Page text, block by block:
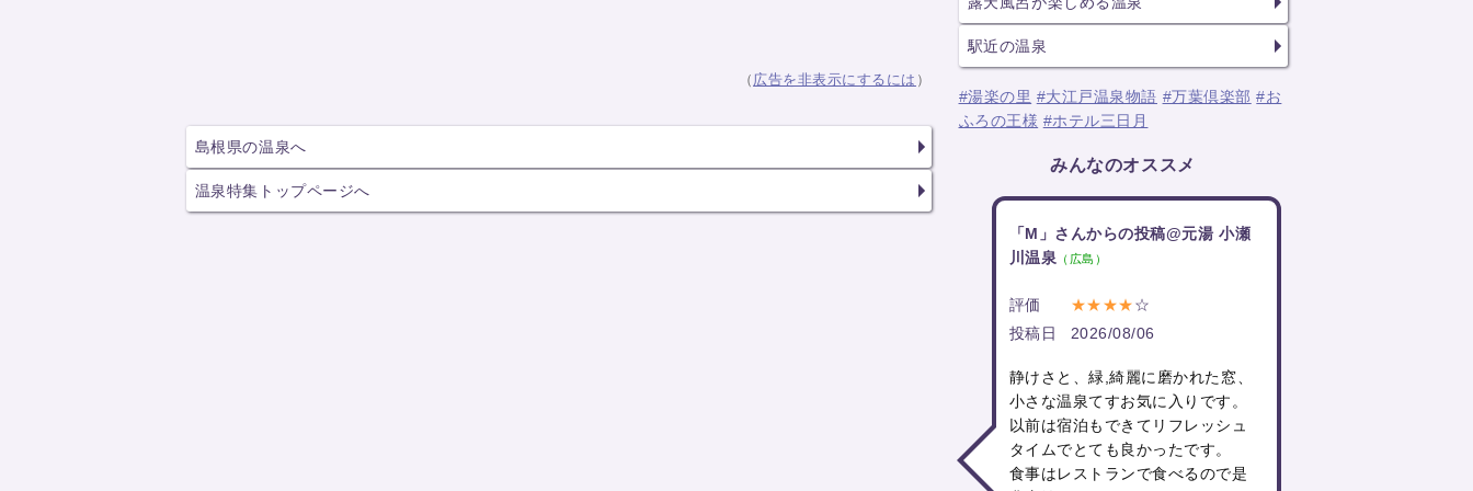
（ 広告を非表示にするには ）
駅近の温泉
#湯楽の里 #大江戸温泉物語 #万葉倶楽部 #お
ふろの王様 #ホテル三日月
みんなのオススメ
「M」さんからの投稿@元湯 小瀬
川温泉 （広島）
評価 ★★★★☆
投稿日
2026/08/06
静けさと、緑,綺麗に磨かれた窓、
小さな温泉てすお気に入りです。
以前は宿泊もできてリフレッシュ
タイムでとても良かったです。
食事はレストランで食べるので是
島根県の温泉へ
温泉特集トップページへ